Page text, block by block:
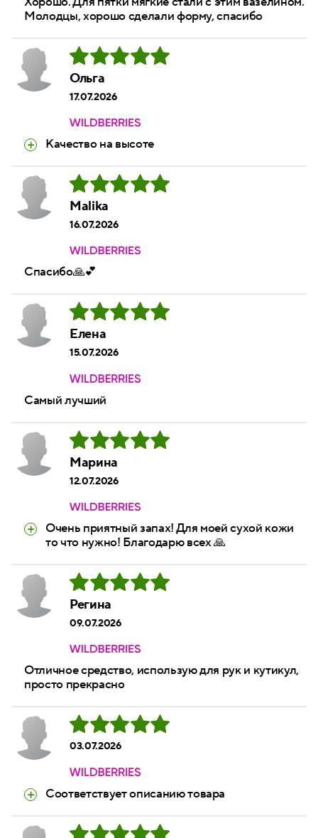
Молодцы, хорошо сделали форму, спасибо
Ольга
17.07.2026
Качество на высоте
Malika
16.07.2026
Спасибо🙏💕
Елена
15.07.2026
Самый лучший
Марина
12.07.2026
Очень приятный запах! Для моей сухой кожи
то что нужно! Благодарю всех 🙏
Регина
09.07.2026
Отличное средство, использую для рук и кутикул,
просто прекрасно
03.07.2026
Соответствует описанию товара